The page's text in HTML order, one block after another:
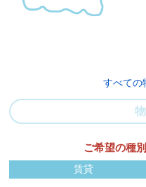
すべての
ご希望の種
賃貸